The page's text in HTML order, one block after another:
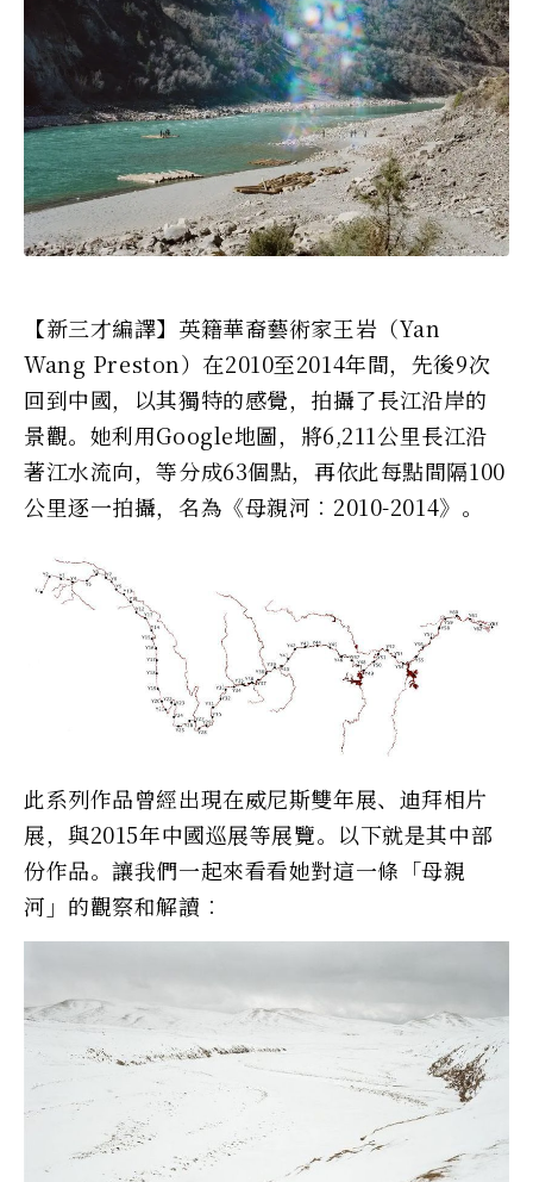
【新三才編譯】英籍華裔藝術家王岩（Yan
Wang Preston）在2010至2014年間，先後9次
回到中國，以其獨特的感覺，拍攝了長江沿岸的
景觀。她利用Google地圖，將6,211公里長江沿
著江水流向，等分成63個點，再依此每點間隔100
公里逐一拍攝，名為《母親河︰2010-2014》。
此系列作品曾經出現在威尼斯雙年展、迪拜相片
展，與2015年中國巡展等展覽。以下就是其中部
份作品。讓我們一起來看看她對這一條「母親
河」的觀察和解讀︰